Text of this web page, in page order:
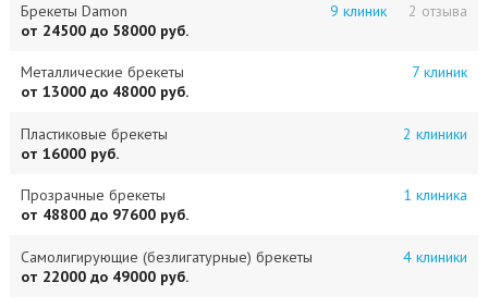
Брекеты Damon 2 отзыва
9 клиник
от 24500 до 58000 руб.
Металлические брекеты
7 клиник
от 13000 до 48000 руб.
Пластиковые брекеты
2 клиники
от 16000 руб.
Прозрачные брекеты
1 клиника
от 48800 до 97600 руб.
Самолигирующие (безлигатурные) брекеты
4 клиники
от 22000 до 49000 руб.